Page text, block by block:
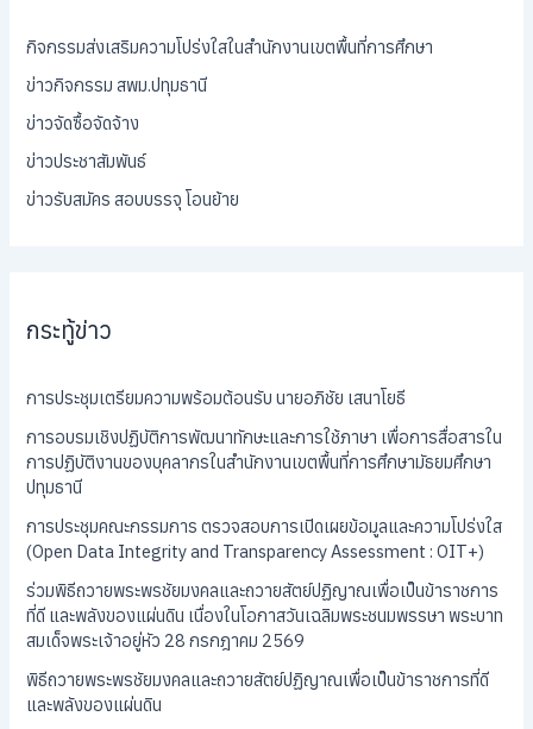
กิจกรรมส่งเสริมความโปร่งใสในสำนักงานเขตพื้นที่การศึกษา
ข่าวกิจกรรม สพม.ปทุมธานี
ข่าวจัดซื้อจัดจ้าง
ข่าวประชาสัมพันธ์
ข่าวรับสมัคร สอบบรรจุ โอนย้าย
กระทู้ข่าว
การประชุมเตรียมความพร้อมต้อนรับ นายอภิชัย เสนาโยธี
การอบรมเชิงปฏิบัติการพัฒนาทักษะและการใช้ภาษา เพื่อการสื่อสารใน
การปฏิบัติงานของบุคลากรในสำนักงานเขตพื้นที่การศึกษามัธยมศึกษา
ปทุมธานี
การประชุมคณะกรรมการ ตรวจสอบการเปิดเผยข้อมูลและความโปร่งใส
(Open Data Integrity and Transparency Assessment : OIT+)
ร่วมพิธีถวายพระพรชัยมงคลและถวายสัตย์ปฏิญาณเพื่อเป็นข้าราชการ
ที่ดี และพลังของแผ่นดิน เนื่องในโอกาสวันเฉลิมพระชนมพรรษา พระบาท
สมเด็จพระเจ้าอยู่หัว 28 กรกฎาคม 2569
พิธีถวายพระพรชัยมงคลและถวายสัตย์ปฏิญาณเพื่อเป็นข้าราชการที่ดี
และพลังของแผ่นดิน